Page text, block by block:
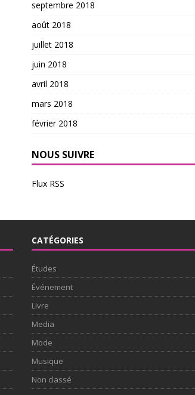
septembre 2018
août 2018
juillet 2018
juin 2018
avril 2018
mars 2018
février 2018
NOUS SUIVRE
Flux RSS
CATÉGORIES
Études
Événement
Livre
Media
Mode
Musique
Non classé